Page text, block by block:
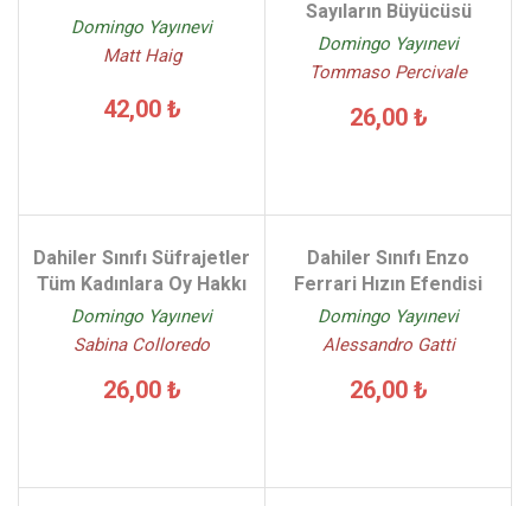
Domingo Yayınevi
Matt Haig
42,00 ₺
Sayıların Büyücüsü
Domingo Yayınevi
Tommaso Percivale
26,00 ₺
Dahiler Sınıfı Süfrajetler
Tüm Kadınlara Oy Hakkı
Domingo Yayınevi
Sabina Colloredo
26,00 ₺
Dahiler Sınıfı Enzo
Ferrari Hızın Efendisi
Domingo Yayınevi
Alessandro Gatti
26,00 ₺